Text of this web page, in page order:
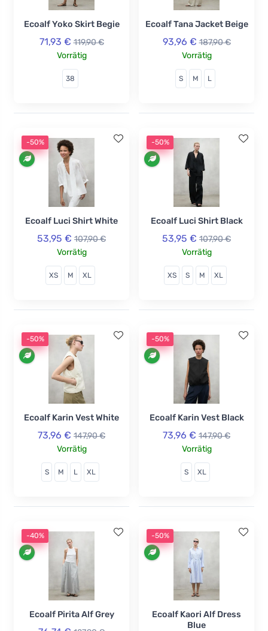
Ecoalf Yoko Skirt Begie
71,93 € 119,90 €
Vorrätig
38
Ecoalf Tana Jacket Beige
93,96 € 187,90 €
Vorrätig
S M L
-50%
Ecoalf Luci Shirt White
53,95 € 107,90 €
Vorrätig
XS M XL
-50%
Ecoalf Luci Shirt Black
53,95 € 107,90 €
Vorrätig
XS S M XL
-50%
Ecoalf Karin Vest White
73,96 € 147,90 €
Vorrätig
S M L XL
-50%
Ecoalf Karin Vest Black
73,96 € 147,90 €
Vorrätig
S XL
-40%
Ecoalf Pirita Alf Grey
-50%
Ecoalf Kaori Alf Dress
Blue